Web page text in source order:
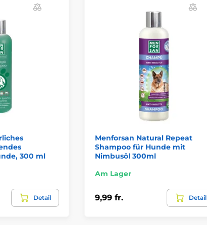
300 ml
Detail
Menforsan Natural Repeat
Shampoo für Hunde mit
Nimbusöl 300ml
Am Lager
9,99 fr. Detail